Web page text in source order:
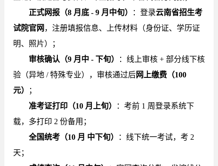
正式网报（8 月底 - 9 月中旬）
：登录云南省招生考
试院官网 ，注册填报信息、上传材料（身份证、学历证
明、照片）；
审核确认（9 月中 - 下旬）
：线上审核 + 部分线下核
验（异地 / 特殊专业），审核通过后网上缴费（100
元）
；
准考证打印（10 月上旬）
：考前 1 周登录系统下
载，多打印 2 份备用；
全国统考（10 月 中下旬）
：线下统一考试，考 2
天；